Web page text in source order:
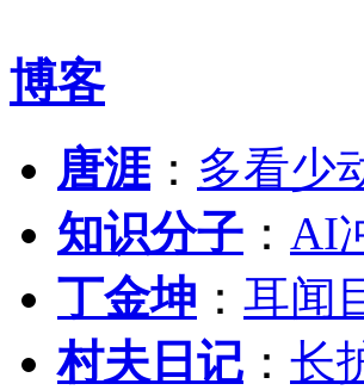
博客
唐涯： 多看少
知识分子 ： AI
丁金坤 ： 耳闻
村夫日记 ： 长